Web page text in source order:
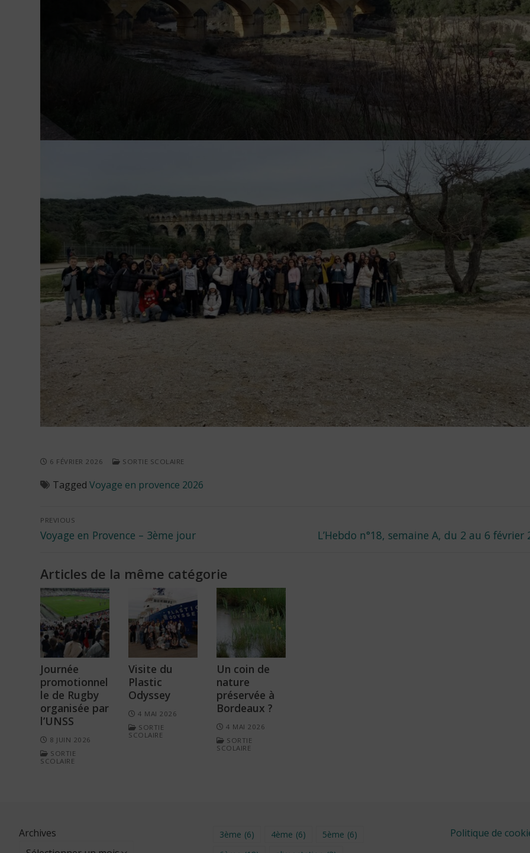
6 FÉVRIER 2026 SORTIE SCOLAIRE
Tagged Voyage en provence 2026
Navigation
de
l’article
PREVIOUS
Previous
Voyage en Provence – 3ème jour
Next
L’Hebdo n°18, semaine A, du 2 au 6 février
Articles de la même catégorie
Journée
promotionnel
le de Rugby
organisée par
l’UNSS
8 JUIN 2026
SORTIE
SCOLAIRE
Visite du
Plastic
Odyssey
4 MAI 2026
SORTIE
SCOLAIRE
Un coin de
nature
préservée à
Bordeaux ?
4 MAI 2026
SORTIE
SCOLAIRE
Archives 3ème (6) 4ème (6) 5ème (6)
Politique de